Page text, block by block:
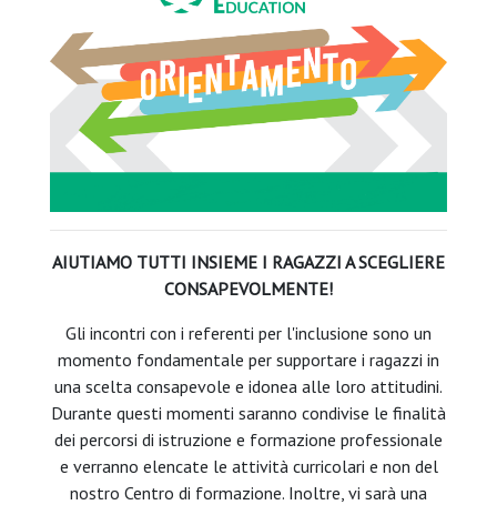
AIUTIAMO TUTTI INSIEME I RAGAZZI A SCEGLIERE
CONSAPEVOLMENTE!
Gli incontri con i referenti per l'inclusione sono un
momento fondamentale per supportare i ragazzi in
una scelta consapevole e idonea alle loro attitudini.
Durante questi momenti saranno condivise le finalità
dei percorsi di istruzione e formazione professionale
e verranno elencate le attività curricolari e non del
nostro Centro di formazione. Inoltre, vi sarà una